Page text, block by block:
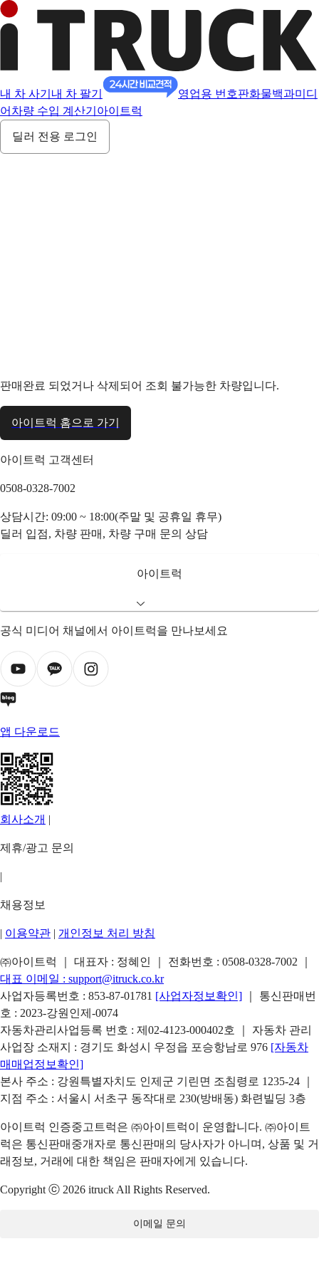
내 차 사기 내 차 팔기 영업용 번호판화물백과미디
어 차량 수입 계산기 아이트럭
딜러 전용 로그인
판매완료 되었거나 삭제되어 조회 불가능한 차량입니다.
아이트럭 홈으로 가기
아이트럭 고객센터
0508-0328-7002
상담시간: 09:00 ~ 18:00(주말 및 공휴일 휴무)
딜러 입점, 차량 판매, 차량 구매 문의 상담
아이트럭
공식 미디어 채널에서 아이트럭을 만나보세요
앱 다운로드
회사소개 |
제휴/광고 문의
|
채용정보
| 이용약관 | 개인정보 처리 방침
㈜아이트럭 ｜ 대표자 : 정혜인 ｜ 전화번호 : 0508-0328-7002
대표 이메일 : support@itruck.co.kr
사업자등록번호 : 853-87-01781 [사업자정보확인]
｜ 통신판매번
호 : 2023-강원인제-0074
자동차관리사업등록 번호 : 제02-4123-000402호 ｜ 자동차 관리
사업장 소재지 : 경기도 화성시 우정읍 포승항남로 976 [자동차
매매업정보확인]
본사 주소 : 강원특별자치도 인제군 기린면 조침령로 1235-24 ｜
지점 주소 : 서울시 서초구 동작대로 230(방배동) 화련빌딩 3층
아이트럭 인증중고트럭은 ㈜아이트럭이 운영합니다. ㈜아이트
럭은 통신판매중개자로 통신판매의 당사자가 아니며, 상품 및 거
래정보, 거래에 대한 책임은 판매자에게 있습니다.
Copyright ⓒ 2026 itruck All Rights Reserved.
이메일 문의